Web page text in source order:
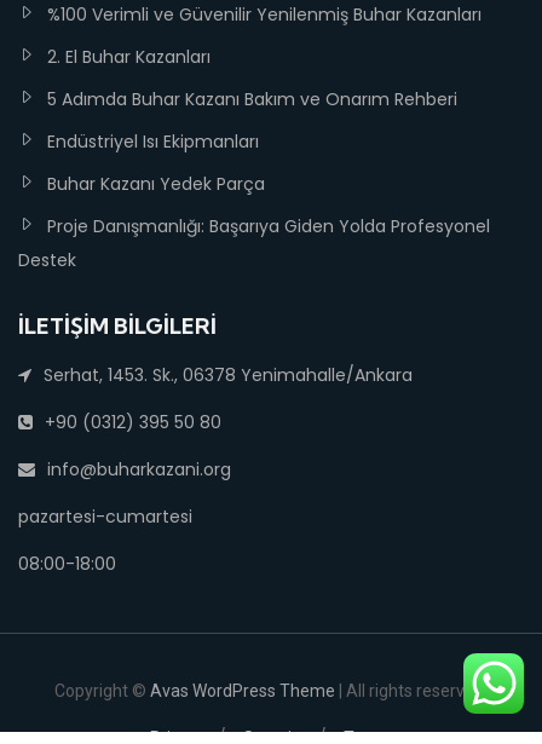
%100 Verimli ve Güvenilir Yenilenmiş Buhar Kazanları
2. El Buhar Kazanları
5 Adımda Buhar Kazanı Bakım ve Onarım Rehberi
Endüstriyel Isı Ekipmanları
Buhar Kazanı Yedek Parça
Proje Danışmanlığı: Başarıya Giden Yolda Profesyonel
Destek
İLETIŞIM BILGILERI
Serhat, 1453. Sk., 06378 Yenimahalle/Ankara
+90 (0312) 395 50 80
info@buharkazani.org
pazartesi-cumartesi
08:00-18:00
Copyright © Avas WordPress Theme | All rights reserved.
Privacy Security Terms